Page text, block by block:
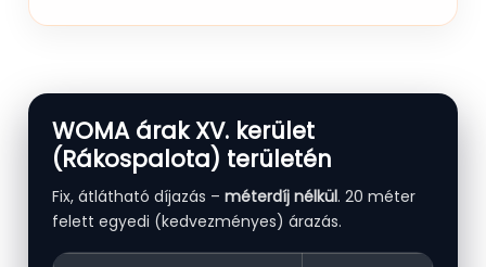
WOMA árak XV. kerület
(Rákospalota) területén
Fix, átlátható díjazás – méterdíj nélkül. 20 méter
felett egyedi (kedvezményes) árazás.